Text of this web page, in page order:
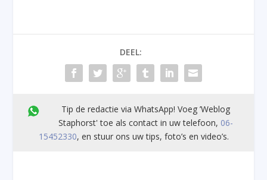
DEEL:
Tip de redactie via WhatsApp! Voeg ’Weblog
Staphorst' toe als contact in uw telefoon, 06-
15452330, en stuur ons uw tips, foto’s en video’s.